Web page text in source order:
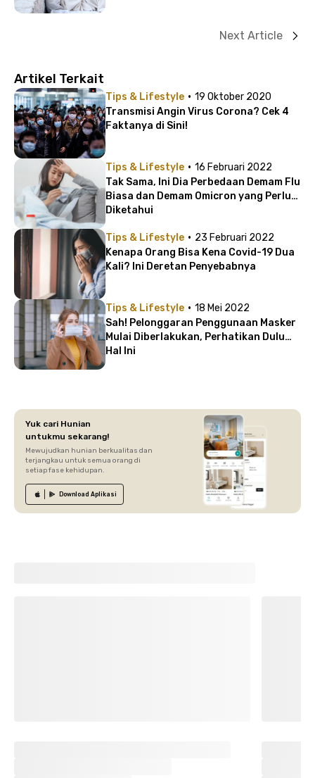
Next Article
Artikel Terkait
Tips & Lifestyle · 19 Oktober 2020
Transmisi Angin Virus Corona? Cek 4
Faktanya di Sini!
Tips & Lifestyle · 16 Februari 2022
Tak Sama, Ini Dia Perbedaan Demam Flu
Biasa dan Demam Omicron yang Perlu
Diketahui
Tips & Lifestyle · 23 Februari 2022
Kenapa Orang Bisa Kena Covid-19 Dua
Kali? Ini Deretan Penyebabnya
Tips & Lifestyle · 18 Mei 2022
Sah! Pelonggaran Penggunaan Masker
Mulai Diberlakukan, Perhatikan Dulu
Hal Ini
Yuk cari Hunian
untukmu sekarang!
Mewujudkan hunian berkualitas dan
terjangkau untuk semua orang di
setiap fase kehidupan.
Download Aplikasi